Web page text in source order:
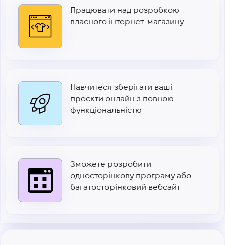
Працювати над розробкою
власного інтернет-магазину
Навчитеся зберігати ваші
проєкти онлайн з повною
функціональністю
Зможете розробити
односторінкову програму або
багатосторінковий вебсайт